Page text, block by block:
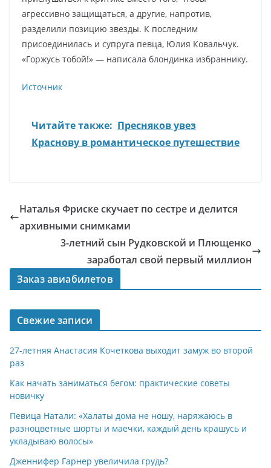
агрессивно защищаться, а другие, напротив,
разделили позицию звезды. К последним
присоединилась и супруга певца, Юлия Ковальчук.
«Горжусь тобой!» — написала блондинка избраннику.
Источник
Читайте также: Пресняков увез
Краснову в романтическое путешествие
Наталья Фриске скучает по сестре и делится
архивными снимками
3-летний сын Рудковской и Плющенко
заработал свой первый миллион
Заказ авиабилетов
Свежие записи
27-летняя Анастасия Кочеткова выходит замуж во второй
раз
Как начать заниматься бегом: практические советы
новичку
Певица Натали: «Халаты дома не ношу, наряжаюсь в
разноцветные шорты и маечки, каждый день крашусь и
укладываю волосы»
Дженнифер Гарнер увеличила грудь?